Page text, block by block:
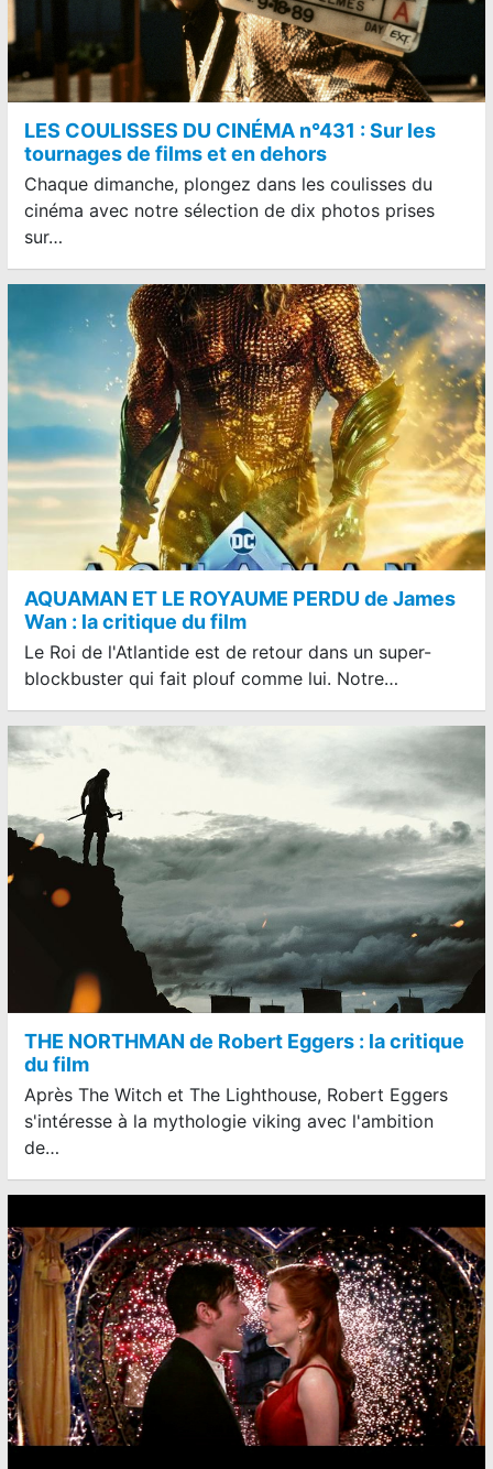
LES COULISSES DU CINÉMA n°431 : Sur les
tournages de films et en dehors
Chaque dimanche, plongez dans les coulisses du
cinéma avec notre sélection de dix photos prises
sur…
AQUAMAN ET LE ROYAUME PERDU de James
Wan : la critique du film
Le Roi de l'Atlantide est de retour dans un super-
blockbuster qui fait plouf comme lui. Notre…
THE NORTHMAN de Robert Eggers : la critique
du film
Après The Witch et The Lighthouse, Robert Eggers
s'intéresse à la mythologie viking avec l'ambition
de…